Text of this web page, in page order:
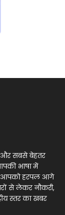
और सबसे बेहतर
भाषा में
आपको हरपल आगे
से लेकर नौकरी,
स्तर का खबर